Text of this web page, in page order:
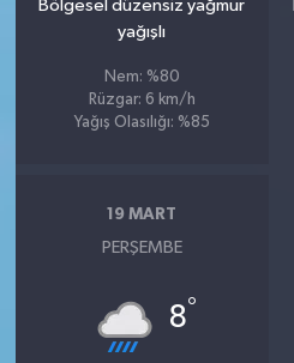
Bölgesel düzensiz yağmur
yağışlı
Nem: %80
Rüzgar: 6 km/h
Yağış Olasılığı: %85
19 MART
PERŞEMBE
8°